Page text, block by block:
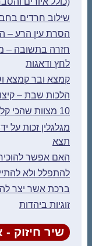
שילוב חרדים
הסרת עין הרע –
חזרה בתשובה –
לחץ ודאגות
קמצא ובר קמצא
הלכות שבת –
10 מצוות שהכי קל בעולם לבצע, ועל כל אחת שכר עצום
מגלגלין זכות על
תצא
האם אפשר
להתפלל ולא
ברכת אשר יצר
זוגיות ביהדות
שיר חיזוק